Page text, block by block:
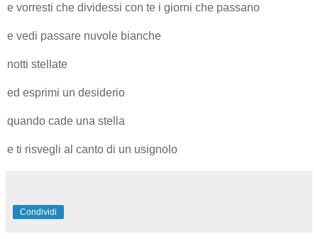
e vorresti che dividessi con te i giorni che passano
e vedi passare nuvole bianche
notti stellate
ed esprimi un desiderio
quando cade una stella
e ti risvegli al canto di un usignolo
Condividi